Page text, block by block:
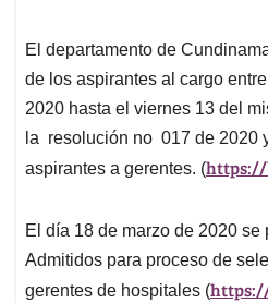
El departamento de
de los aspirantes al cargo
2020 hasta el viernes 13 del
la resolución no 017 de 2020
aspirantes a gerentes. (https://
El día 18 de marzo de 2020
Admitidos para proceso de
gerentes de hospitales (